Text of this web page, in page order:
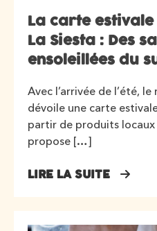
La carte
La Siesta : Des
ensoleillées du
Avec l’arrivée de l’été,
dévoile une carte
partir de produits locaux
propose […]
LIRE LA SUITE